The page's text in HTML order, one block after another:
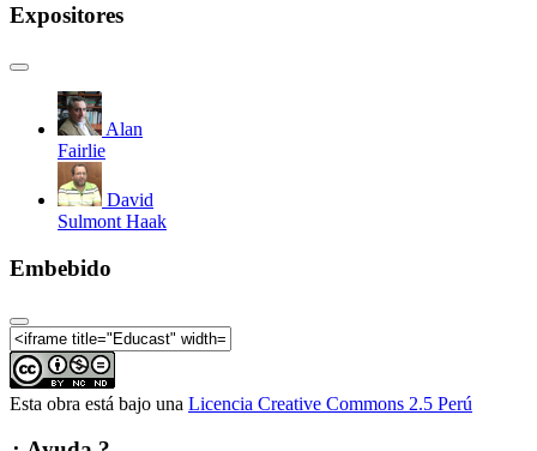
Expositores
Alan
Fairlie
David
Sulmont Haak
Embebido
Esta obra está bajo una Licencia Creative Commons 2.5 Perú